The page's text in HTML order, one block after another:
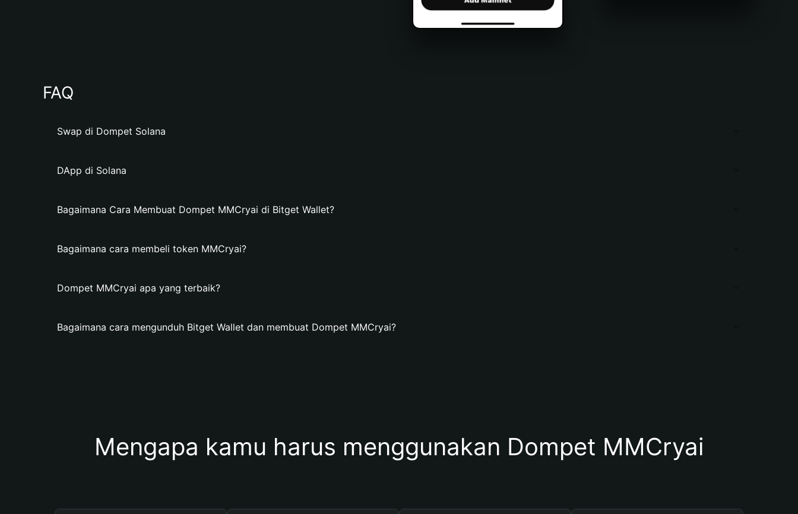
FAQ
Swap di Dompet Solana
DApp di Solana
Bagaimana Cara Membuat Dompet MMCryai di Bitget Wallet?
Bagaimana cara membeli token MMCryai?
Dompet MMCryai apa yang terbaik?
Bagaimana cara mengunduh Bitget Wallet dan membuat Dompet MMCryai?
Mengapa kamu harus menggunakan Dompet MMCryai